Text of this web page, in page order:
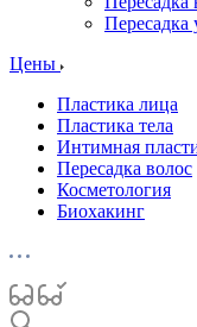
Пересадка
Цены
Пластика лица
Пластика тела
Интимная
Пересадка волос
Косметология
Биохакинг